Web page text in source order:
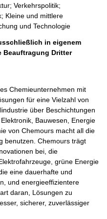
Verkehrspolitik;
Kleine und mittlere
und Technologie
in eigenem
Beauftragung Dritter
Chemieunternehmen mit
für eine Vielzahl von
über Beschichtungen
Bauwesen, Energie
von Chemours macht all die
benutzen. Chemours trägt
bei, die
grüne Energie
eine dauerhafte und
und energieeffizientere
daran, Lösungen zu
sicherer, zuverlässiger